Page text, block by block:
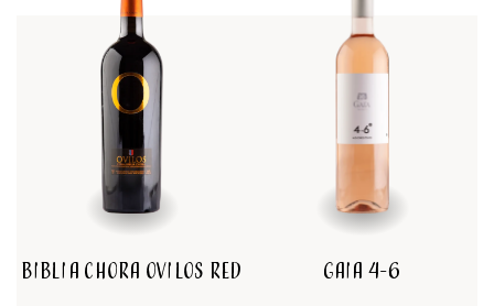
Biblia Chora Ovilos Red Gaia 4-6